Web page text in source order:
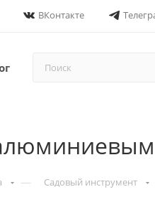
ВКонтакте
— Садовый инструмент